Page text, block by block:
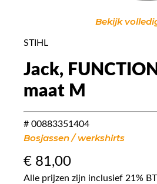
Bekijk
STIHL
Jack,
maat M
# 00883351404
Bosjassen / werkshirts
€ 81,00
Alle prijzen zijn inclusief 21%